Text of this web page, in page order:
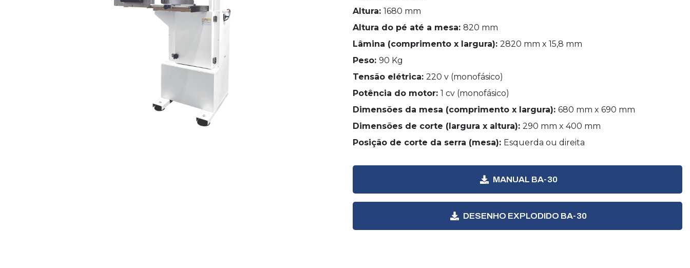
Altura: 1680 mm
Altura do pé até a mesa: 820 mm
Lâmina (comprimento x largura): 2820 mm x 15,8 mm
Peso: 90 Kg
Tensão elétrica: 220 v (monofásico)
Potência do motor: 1 cv (monofásico)
Dimensões da mesa (comprimento x largura): 680 mm x 690 mm
Dimensões de corte (largura x altura): 290 mm x 400 mm
Posição de corte da serra (mesa): Esquerda ou direita
MANUAL BA-30
DESENHO EXPLODIDO BA-30